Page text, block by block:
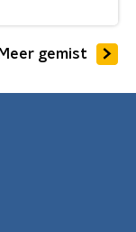
Meer gemist